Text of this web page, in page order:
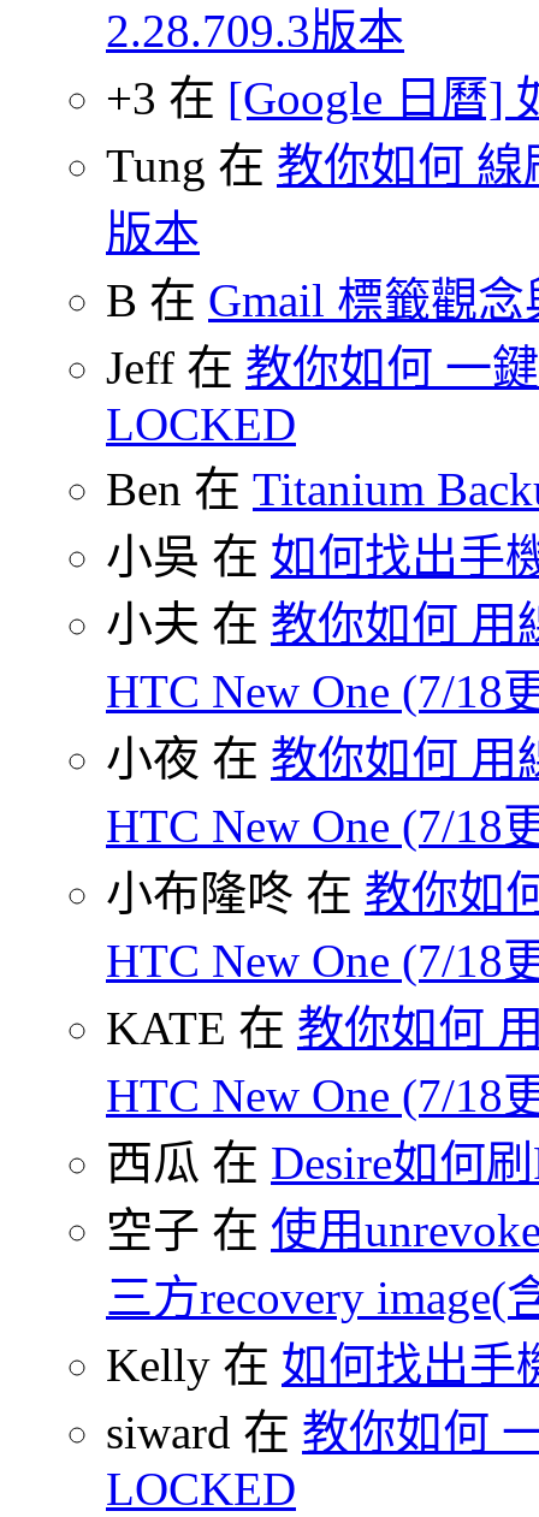
2.28.709.3版本
+3 在 [Google 日曆]
Tung 在 教你如何 線
版本
B 在 Gmail 標籤觀
Jeff 在 教你如何 一
LOCKED
Ben 在 Titanium
小吳 在 如何找出手
小夫 在 教你如何 用
HTC New One (7/18
小夜 在 教你如何 用
HTC New One (7/18
小布隆咚 在 教你如
HTC New One (7/18
KATE 在 教你如何
HTC New One (7/18
西瓜 在 Desire如何
空子 在 使用
三方recovery image(
Kelly 在 如何找出手
siward 在 教你如何
LOCKED